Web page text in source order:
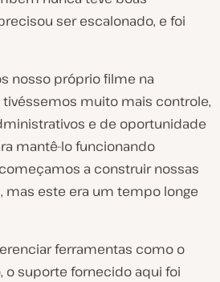
ser escalonado, e foi
nosso próprio filme na
tivéssemos muito mais controle,
e de oportunidade
mantê-lo funcionando
a construir nossas
mas este era um tempo longe
ferramentas como o
o suporte fornecido aqui foi